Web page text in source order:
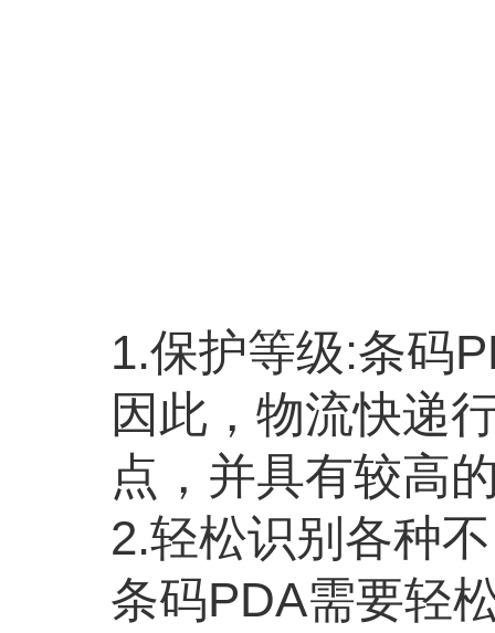
1.保护等级:条码
因此，物流快递
点，并具有较高
2.轻松识别各种
条码PDA需要轻